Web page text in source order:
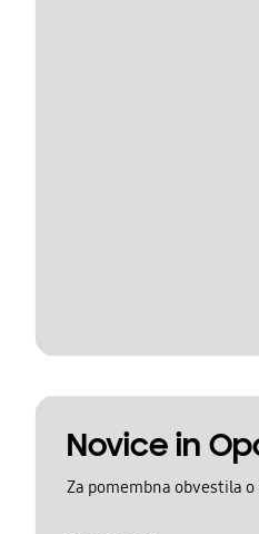
Novice in
Za pomembna obvestila